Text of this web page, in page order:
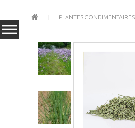
PLANTES CONDIMENTAIRES